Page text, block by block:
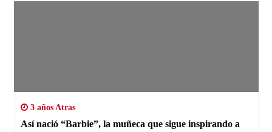
3 años Atras
Así nació “Barbie”, la muñeca que sigue inspirando a